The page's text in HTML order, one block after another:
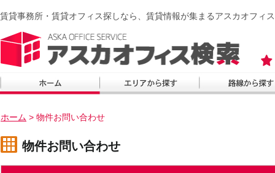
賃貸事務所・賃貸オフィス探しなら、賃貸情報が集まるアスカオフィ
ホーム > 物件お問い合わせ
物件お問い合わせ